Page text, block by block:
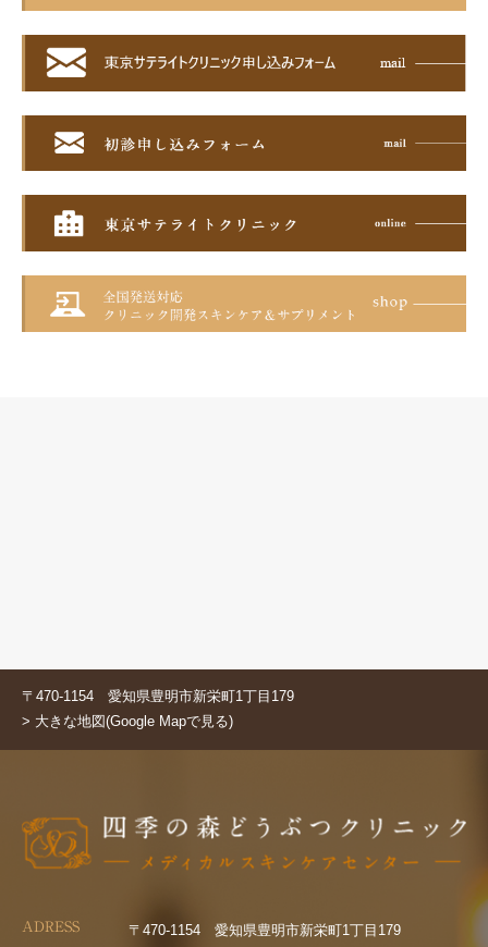
〒470-1154 愛知県豊明市新栄町1丁目179
> 大きな地図(Google Mapで見る)
ADRESS 〒470-1154 愛知県豊明市新栄町1丁目179